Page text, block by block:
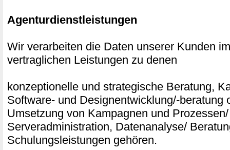
Agenturdienstleistungen
Wir verarbeiten die Daten unserer Kunden
vertraglichen Leistungen zu denen
konzeptionelle und strategische Beratung,
Software- und Designentwicklung/-beratung
Umsetzung von Kampagnen und
Serveradministration, Datenanalyse/
Schulungsleistungen gehören.